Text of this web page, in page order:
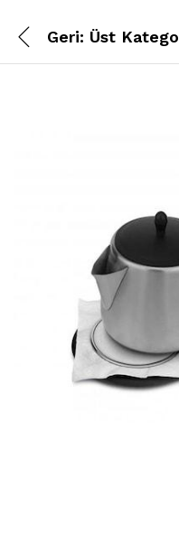
Geri: Üst